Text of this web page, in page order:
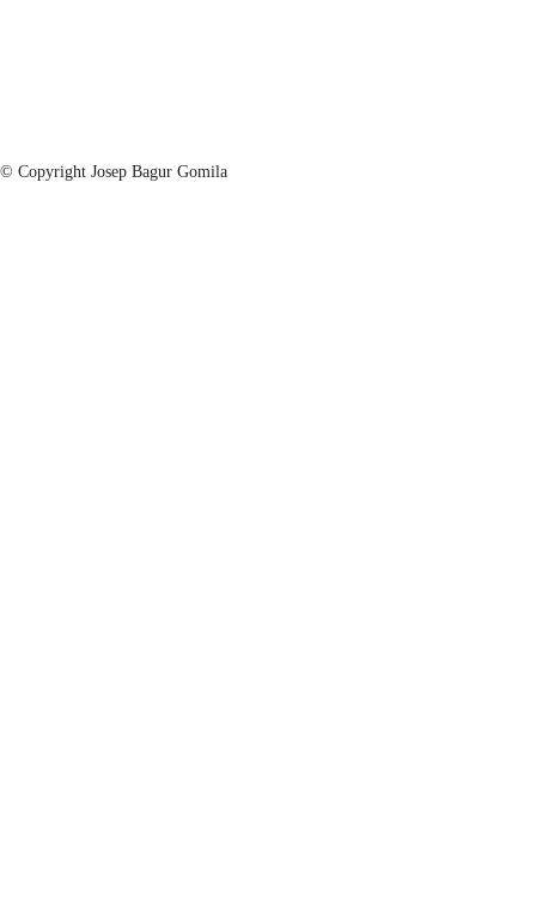
© Copyright Josep Bagur Gomila